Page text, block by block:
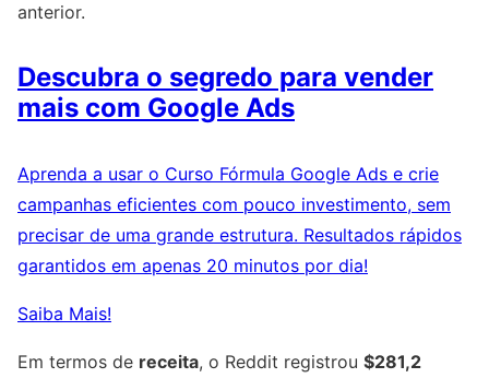
anterior.
Descubra o segredo para vender
mais com Google Ads
Aprenda a usar o Curso Fórmula Google Ads e crie
campanhas eficientes com pouco investimento, sem
precisar de uma grande estrutura. Resultados rápidos
garantidos em apenas 20 minutos por dia!
Saiba Mais!
Em termos de receita, o Reddit registrou $281,2